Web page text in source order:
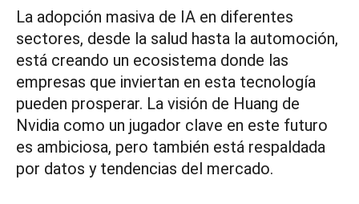
La adopción masiva de IA en diferentes
sectores, desde la salud hasta la automoción,
está creando un ecosistema donde las
empresas que inviertan en esta tecnología
pueden prosperar. La visión de Huang de
Nvidia como un jugador clave en este futuro
es ambiciosa, pero también está respaldada
por datos y tendencias del mercado.